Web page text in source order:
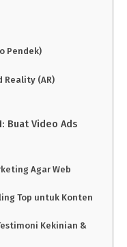
Pendek)
Reality (AR)
Buat Video Ads
Agar Web
Top untuk Konten
Kekinian &